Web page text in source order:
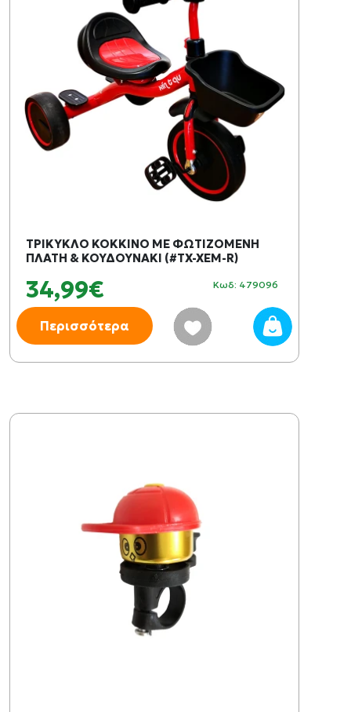
ΤΡΙΚΥΚΛΟ ΚΟΚΚΙΝΟ ΜΕ ΦΩΤΙΖΟΜΕΝΗ
ΠΛΑΤΗ & ΚΟΥΔΟΥΝΑΚΙ (#TX-XEM-R)
34,99€ Κωδ: 479096
Περισσότερα